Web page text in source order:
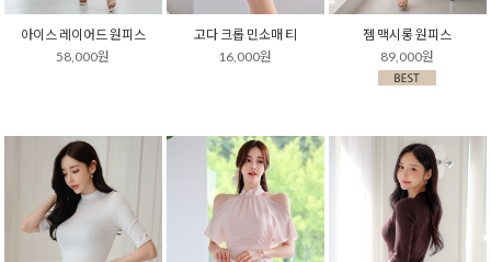
아이스 레이어드 원피스
58,000원
고다 크롭 민소매 티
16,000원
젬 맥시롱 원피스
89,000원